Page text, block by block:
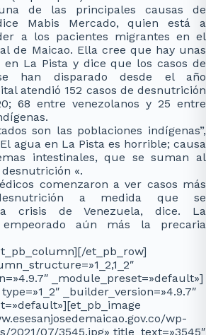
de las principales causas de
Mabis Mercado, quien está a
a los pacientes migrantes en el
de Maicao. Ella cree que hay unas
en La Pista y dice que los casos de
han disparado desde el año
atendió 152 casos de desnutrición
68 entre venezolanos y 25 entre
son las poblaciones indígenas”,
agua en La Pista es horrible; causa
intestinales, que se suman al
«.
comenzaron a ver casos más
a medida que se
crisis de Venezuela, dice. La
aún más la precaria
et_pb_row]
_module_preset=»default»]
_builder_version=»4.9.7″
wp-
2021/07/3545.jpg» title_text=»3545″